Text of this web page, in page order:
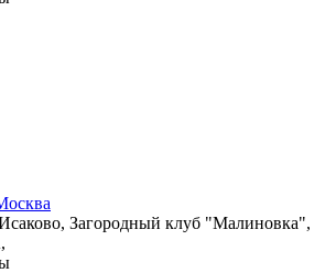
Загородный клуб "Малиновка",